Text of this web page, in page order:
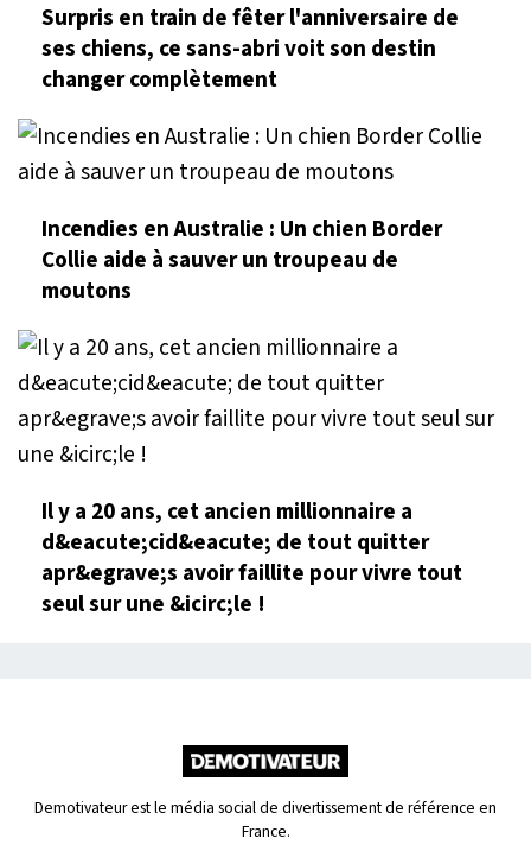
Surpris en train de fêter l'anniversaire de
ses chiens, ce sans-abri voit son destin
changer complètement
Incendies en Australie : Un chien Border
Collie aide à sauver un troupeau de
moutons
Il y a 20 ans, cet ancien millionnaire a
d&eacute;cid&eacute; de tout quitter
apr&egrave;s avoir faillite pour vivre tout
seul sur une &icirc;le !
Demotivateur est le média social de divertissement de référence en
France.